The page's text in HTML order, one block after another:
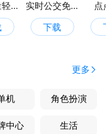
免费流量轻享 实时公交免费查
下载
点
更多
机 角色扮演
中心 生活